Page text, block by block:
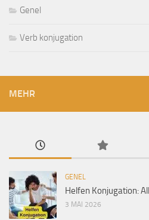
Genel
Verb konjugation
MEHR
GENEL
Helfen Konjugation:
3 MAI 2026